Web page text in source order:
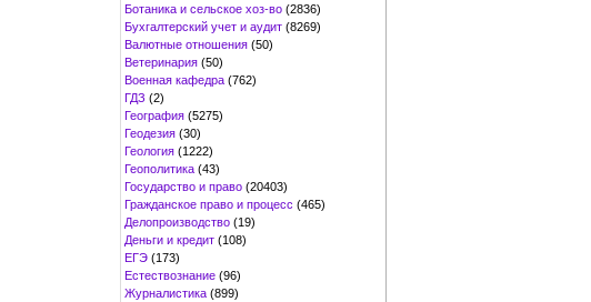
Ботаника и сельское хоз-во (2836)
Бухгалтерский учет и аудит (8269)
Валютные отношения (50)
Ветеринария (50)
Военная кафедра (762)
ГДЗ (2)
География (5275)
Геодезия (30)
Геология (1222)
Геополитика (43)
Государство и право (20403)
Гражданское право и процесс (465)
Делопроизводство (19)
Деньги и кредит (108)
ЕГЭ (173)
Естествознание (96)
Журналистика (899)